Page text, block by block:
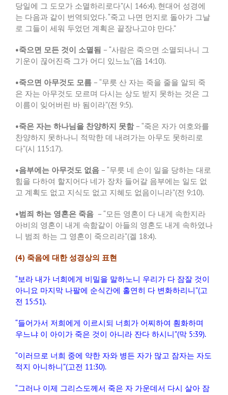
당일에 그 도모가 소멸하리로다”(시 146:4). 현대어 성경에
는 다음과 같이 번역되었다. “죽고 나면 먼지로 돌아가 그날
로 그들이 세워 두었던 계획은 끝장나고야 만다.”
•죽으면 모든 것이 소멸됨 – “사람은 죽으면 소멸되나니 그
기운이 끊어진즉 그가 어디 있느뇨”(욥 14:10).
•죽으면 아무것도 모름 – “무릇 산 자는 죽을 줄을 알되 죽
은 자는 아무것도 모르며 다시는 상도 받지 못하는 것은 그
이름이 잊어버린 바 됨이라”(전 9:5).
•죽은 자는 하나님을 찬양하지 못함– “죽은 자가 여호와를
찬양하지 못하나니 적막한 데 내려가는 아무도 못하리로
다”(시 115:17).
•음부에는 아무것도 없음 – “무릇 네 손이 일을 당하는 대로
힘을 다하여 할지어다 네가 장차 들어갈 음부에는 일도 없
고 계획도 없고 지식도 없고 지혜도 없음이니라”(전 9:10).
•범죄 하는 영혼은 죽음 ­ – “모든 영혼이 다 내게 속한지라
아비의 영혼이 내게 속함같이 아들의 영혼도 내게 속하였나
니 범죄 하는 그 영혼이 죽으리라”(겔 18:4).
(4) 죽음에 대한 성경상의 표현
“보라 내가 너희에게 비밀을 말하노니 우리가 다 잠잘 것이
아니요 마지막 나팔에 순식간에 홀연히 다 변화하리니”(고
전 15:51).
“들어가서 저희에게 이르시되 너희가 어찌하여 훤화하며
우느냐 이 아이가 죽은 것이 아니라 잔다 하시니”(막 5:39).
“이러므로 너희 중에 약한 자와 병든 자가 많고 잠자는 자도
적지 아니하니”(고전 11:30).
“그러나 이제 그리스도께서 죽은 자 가운데서 다시 살아 잠